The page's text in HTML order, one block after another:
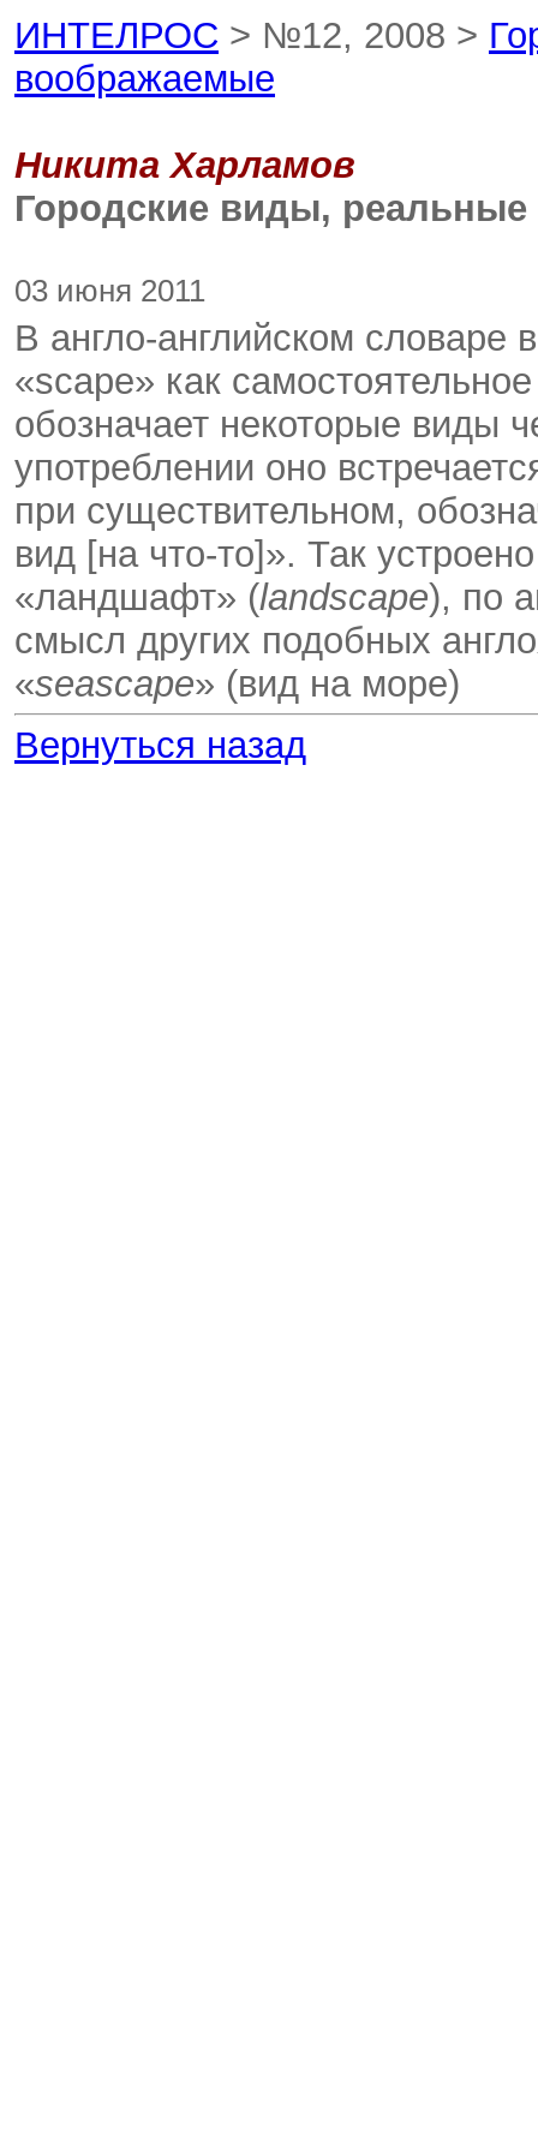
ИНТЕЛРОС > №12, 2008 >
воображаемые
Никита Харламов
Городские виды,
03 июня 2011
В англо-английском словаре
«scape» как
обозначает некоторые виды
употреблении оно
при существительном,
вид [на что-то]». Так
«ландшафт» (landscape), по
смысл других подобных
«seascape» (вид на море)
Вернуться назад